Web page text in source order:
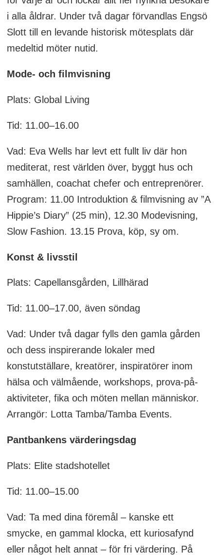
i alla åldrar. Under två dagar förvandlas Engsö
Slott till en levande historisk mötesplats där
medeltid möter nutid.
Mode- och filmvisning
Plats: Global Living
Tid: 11.00–16.00
Vad: Eva Wells har levt ett fullt liv där hon
mediterat, rest världen över, byggt hus och
samhällen, coachat chefer och entreprenörer.
Program: 11.00 Introduktion & filmvisning av ”A
Hippie’s Diary” (25 min), 12.30 Modevisning,
Slow Fashion. 13.15 Prova, köp, sy om.
Konst & livsstil
Plats: Capellansgården, Lillhärad
Tid: 11.00–17.00, även söndag
Vad: Under två dagar fylls den gamla gården
och dess inspirerande lokaler med
konstutställare, kreatörer, inspiratörer inom
hälsa och välmående, workshops, prova-på-
aktiviteter, fika och möten mellan människor.
Arrangör: Lotta Tamba/Tamba Events.
Pantbankens värderingsdag
Plats: Elite stadshotellet
Tid: 11.00–15.00
Vad: Ta med dina föremål – kanske ett
smycke, en gammal klocka, ett kuriosafynd
eller något helt annat – för fri värdering. På